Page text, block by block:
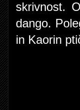
skrivnost.
dango.
in Kaorin